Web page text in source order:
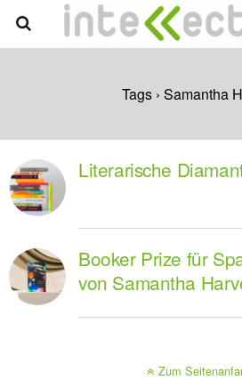
Tags › Samantha
Literarische
Booker Prize für
von Samantha
Zum